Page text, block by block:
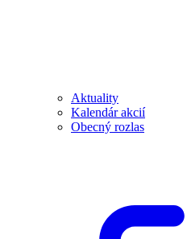
Aktuality
Kalendár akcií
Obecný rozlas